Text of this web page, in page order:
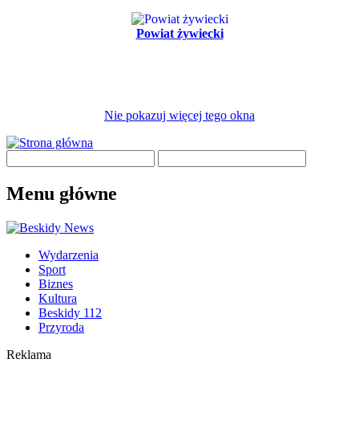
Powiat żywiecki
Nie pokazuj więcej tego okna
Menu główne
Wydarzenia
Sport
Biznes
Kultura
Beskidy 112
Przyroda
Reklama